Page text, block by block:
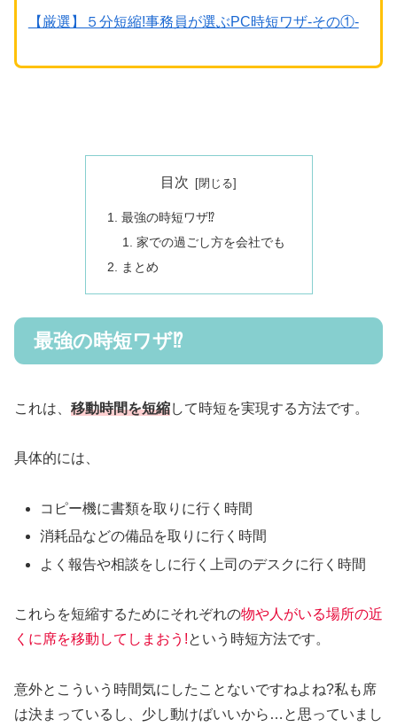
【厳選】５分短縮!事務員が選ぶPC時短ワザ-その①-
目次
最強の時短ワザ⁉︎
家での過ごし方を会社でも
まとめ
最強の時短ワザ⁉︎
これは、 移動時間を短縮して時短を実現する方法です。
具体的には、
コピー機に書類を取りに行く時間
消耗品などの備品を取りに行く時間
よく報告や相談をしに行く上司のデスクに行く時間
これらを短縮するためにそれぞれの物や人がいる場所の近
くに席を移動してしまおう!という時短方法です。
意外とこういう時間気にしたことないですねよね?私も席
は決まっているし、少し動けばいいから…と思っていまし